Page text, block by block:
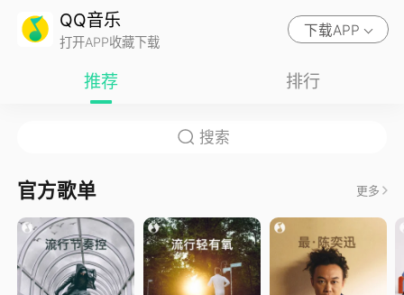
QQ音乐
打开APP收藏下载
下载APP
推荐 排行
官方歌单 更多